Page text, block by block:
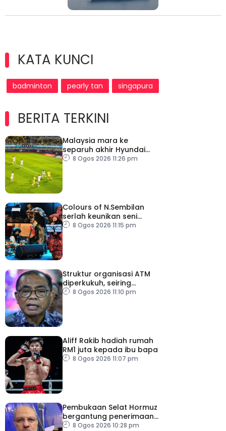
KATA KUNCI
badminton pearly tan singapura
BERITA TERKINI
Malaysia mara ke
separuh akhir Hyundai
ASEAN Cup
8 Ogos 2026 11:26 pm
Colours of N.Sembilan
serlah keunikan seni
budaya negeri beradat
8 Ogos 2026 11:15 pm
Struktur organisasi ATM
diperkukuh, seiring
pemodenan aset
8 Ogos 2026 11:10 pm
Aliff Rakib hadiah rumah
RM1 juta kepada ibu bapa
8 Ogos 2026 11:07 pm
Pembukaan Selat Hormuz
bergantung penerimaan
AS – IRGC
8 Ogos 2026 10:28 pm